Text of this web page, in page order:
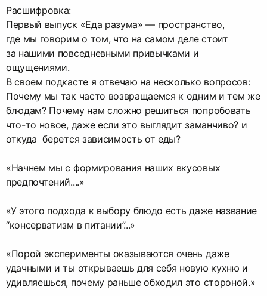
Расшифровка:
Первый выпуск «Еда разума» — пространство,
где мы говорим о том, что на самом деле стоит
за нашими повседневными привычками и
ощущениями.
В своем подкасте я отвечаю на несколько вопросов:
Почему мы так часто возвращаемся к одним и тем же
блюдам? Почему нам сложно решиться попробовать
что-то новое, даже если это выглядит заманчиво? и
откуда берется зависимость от еды?
«Начнем мы с формирования наших вкусовых
предпочтений....»
«У этого подхода к выбору блюдо есть даже название
“консерватизм в питании”...»
«Порой эксперименты оказываются очень даже
удачными и ты открываешь для себя новую кухню и
удивляешься, почему раньше обходил это стороной.»